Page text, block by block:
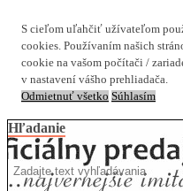
S cieľom uľahčiť užívateľom
cookies. Používaním našich
cookie na vašom počítači /
v nastavení vášho prehliadača.
Odmietnuť všetko Súhlasím
Hľadanie